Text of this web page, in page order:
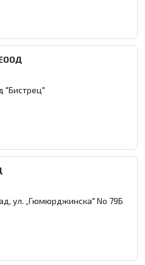
"Бистрец"
ул. „Гюмюрджинска" No 79Б